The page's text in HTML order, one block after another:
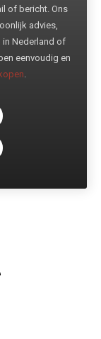
of bericht. Ons
advies,
in Nederland of
eenvoudig en
kopen.